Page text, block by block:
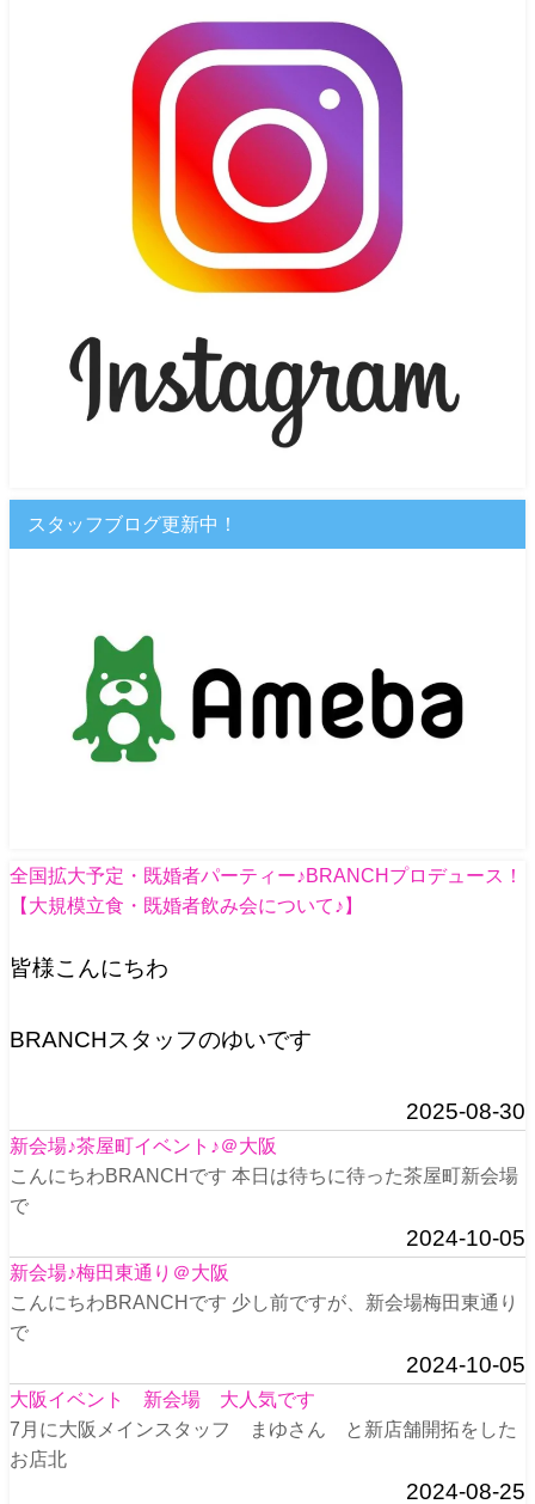
スタッフブログ更新中！
全国拡大予定・既婚者パーティー♪BRANCHプロデュース！
【大規模立食・既婚者飲み会について♪】
皆様こんにちわ
BRANCHスタッフのゆいです
2025-08-30
新会場♪茶屋町イベント♪＠大阪
こんにちわBRANCHです 本日は待ちに待った茶屋町新会場
で
2024-10-05
新会場♪梅田東通り＠大阪
こんにちわBRANCHです 少し前ですが、新会場梅田東通り
で
2024-10-05
大阪イベント 新会場 大人気です
7月に大阪メインスタッフ まゆさん と新店舗開拓をした
お店北
2024-08-25